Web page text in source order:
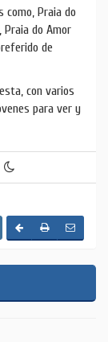
como, Praia do
Praia do Amor
de
con varios
para ver y